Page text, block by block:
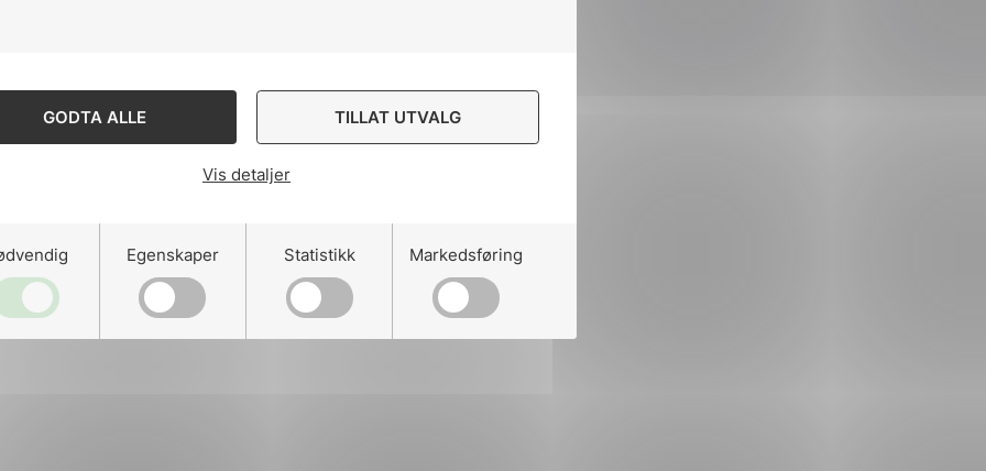
GODTA ALLE TILLAT UTVALG
Vis detaljer
Egenskaper Statistikk Markedsføring